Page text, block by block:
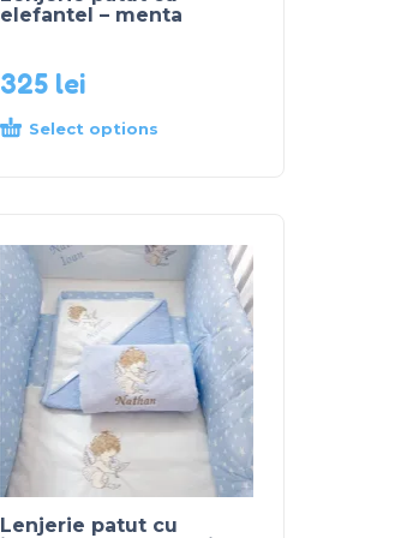
elefantel – menta
325 lei
Select options
Lenjerie patut cu